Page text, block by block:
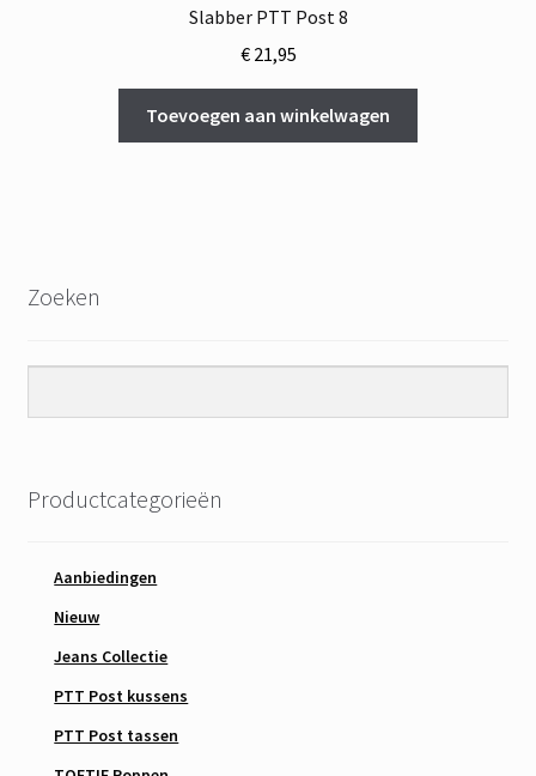
Slabber PTT Post 8
€21,95
Toevoegen aan winkelwagen
Zoeken
Productcategorieën
Aanbiedingen
Nieuw
Jeans Collectie
PTT Post kussens
PTT Post tassen